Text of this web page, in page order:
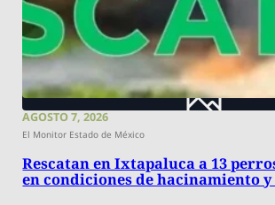
AGOSTO 7, 2026
El Monitor Estado de México
Rescatan en Ixtapaluca a 13
en condiciones de hacinamiento